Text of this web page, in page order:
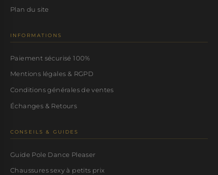
Plan du site
INFORMATIONS
Paiement sécurisé 100%
Mentions légales & RGPD
Conditions générales de ventes
Échanges & Retours
CONSEILS & GUIDES
Guide Pole Dance Pleaser
Chaussures sexy à petits prix